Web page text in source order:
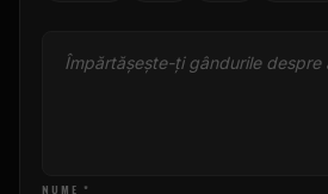
NUME *